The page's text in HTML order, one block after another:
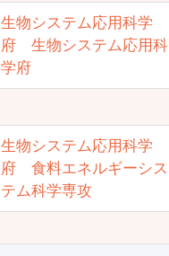
生物システム応用科学
府 生物システム応用科
学府
生物システム応用科学
府 食料エネルギーシス
テム科学専攻